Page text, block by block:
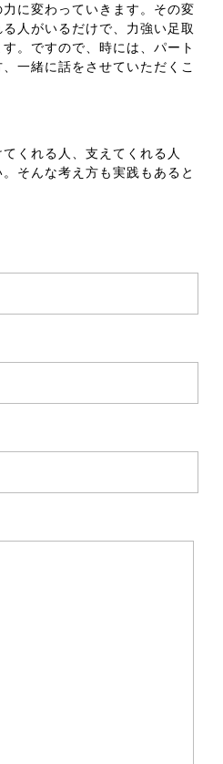
に変わっていきます。その変
人がいるだけで、力強い足取
。ですので、時には、パート
一緒に話をさせていただくこ
くれる人、支えてくれる人
そんな考え方も実践もあると